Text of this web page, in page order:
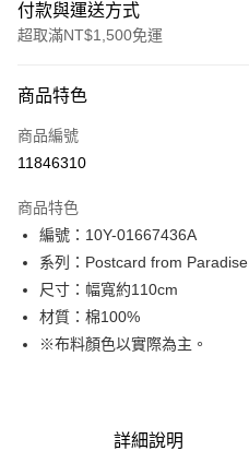
付款與運送方式
超取滿NT$1,500免運
信用卡一次付款
超商取貨付款
Apple Pay
街口支付
Google Pay
AFTEE先享後付
商品特色
商品編號
11846310
商品特色
編號：10Y-01667436A
系列：Postcard from Paradise
尺寸：幅寬約110cm
材質：棉100%
※布料顏色以實際為主。
詳細說明